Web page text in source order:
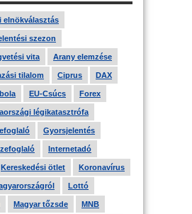
elnökválasztás
szezon
vita Arany elemzése
tilalom Ciprus DAX
EU-Csúcs Forex
légikatasztrófa
Gyorsjelentés
Internetadó
Kereskedési ötlet Koronavírus
Lottó
Magyar tőzsde MNB